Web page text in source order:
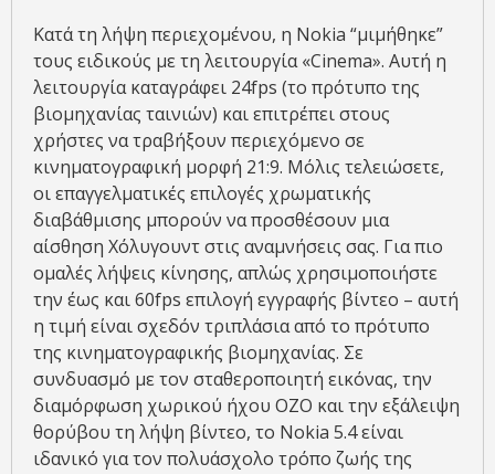
Κατά τη λήψη περιεχομένου, η Nokia “μιμήθηκε”
τους ειδικούς με τη λειτουργία «Cinema». Αυτή η
λειτουργία καταγράφει 24fps (το πρότυπο της
βιομηχανίας ταινιών) και επιτρέπει στους
χρήστες να τραβήξουν περιεχόμενο σε
κινηματογραφική μορφή 21:9. Μόλις τελειώσετε,
οι επαγγελματικές επιλογές χρωματικής
διαβάθμισης μπορούν να προσθέσουν μια
αίσθηση Χόλυγουντ στις αναμνήσεις σας. Για πιο
ομαλές λήψεις κίνησης, απλώς χρησιμοποιήστε
την έως και 60fps επιλογή εγγραφής βίντεο – αυτή
η τιμή είναι σχεδόν τριπλάσια από το πρότυπο
της κινηματογραφικής βιομηχανίας. Σε
συνδυασμό με τον σταθεροποιητή εικόνας, την
διαμόρφωση χωρικού ήχου ΟΖΟ και την εξάλειψη
θορύβου τη λήψη βίντεο, το Nokia 5.4 είναι
ιδανικό για τον πολυάσχολο τρόπο ζωής της